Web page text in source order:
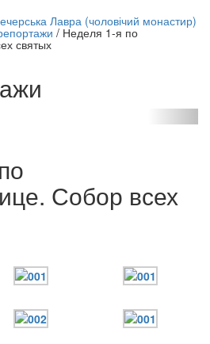
Лавра (чоловічий монастир)
/ Неделя 1-я по
святых
Собор всех